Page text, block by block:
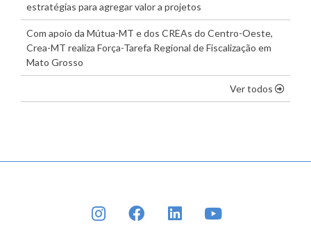
estratégias para agregar valor a projetos
Com apoio da Mútua-MT e dos CREAs do Centro-Oeste,
Crea-MT realiza Força-Tarefa Regional de Fiscalização em
Mato Grosso
Ver todos os
INSTAGRAMFACEBOOKLINKEDIN